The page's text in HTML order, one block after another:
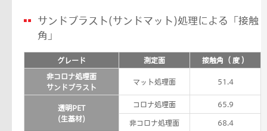
サンドブラスト(サンドマット)処理による「接触
角」
グレード 測定面
接触角（ 度 ）
非コロナ処理面
サンドブラスト
マット処理面 51.4
透明PET
(生基材)
コロナ処理面
65.9
非コロナ処理面
68.4